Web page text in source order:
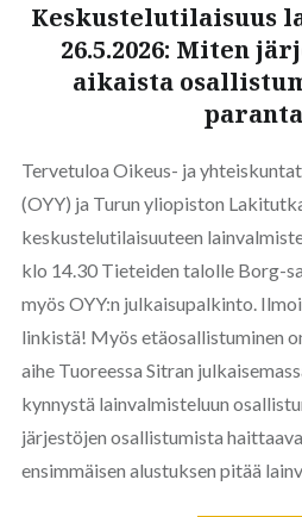
Keskustelutilaisuus
26.5.2026: Miten
aikaista
Tervetuloa Oikeus- ja
(OYY) ja Turun yliopiston
keskustelutilaisuuteen
klo 14.30 Tieteiden talolle Borg-
myös OYY:n julkaisupalkinto.
linkistä! Myös etäosallistuminen
aihe Tuoreessa Sitran
kynnystä lainvalmisteluun
järjestöjen osallistumista
ensimmäisen alustuksen pitää